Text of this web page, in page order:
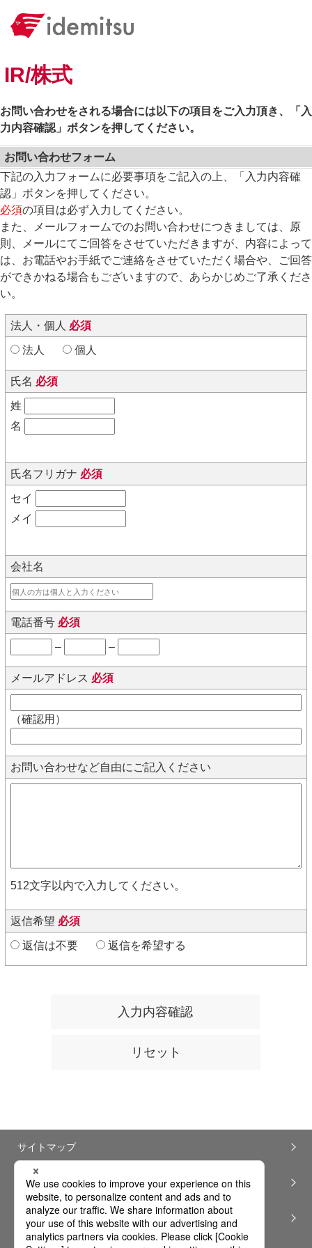
IR/株式
お問い合わせをされる場合には以下の項目をご入力頂き、「入
力内容確認」ボタンを押してください。
お問い合わせフォーム
下記の入力フォームに必要事項をご記入の上、「入力内容確
認」ボタンを押してください。
必須の項目は必ず入力してください。
また、メールフォームでのお問い合わせにつきましては、原
則、メールにてご回答をさせていただきますが、内容によって
は、お電話やお手紙でご連絡をさせていただく場合や、ご回答
ができかねる場合もございますので、あらかじめご了承くださ
い。
法人・個人 必須
法人 個人
氏名 必須
姓
名
氏名フリガナ 必須
セイ
メイ
会社名
電話番号 必須
– –
メールアドレス 必須
（確認用）
お問い合わせなど自由にご記入ください
512文字以内で入力してください。
返信希望 必須
返信は不要 返信を希望する
サイトマップ
ウェブサイト利用ガイドライン
ソーシャルメディアポリシー